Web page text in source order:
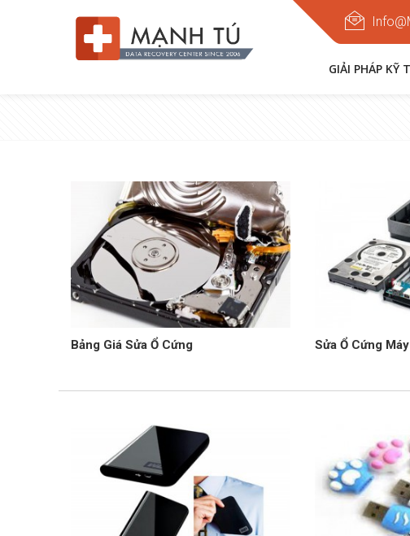
GIẢI PHÁP KỸ
Bảng Giá Sửa Ổ Cứng Sửa Ổ Cứng